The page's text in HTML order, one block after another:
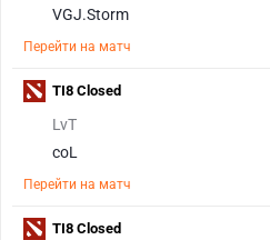
VGJ.Storm
Перейти на матч
LvT
coL
Перейти на матч
TI8 Closed
TI8 Closed